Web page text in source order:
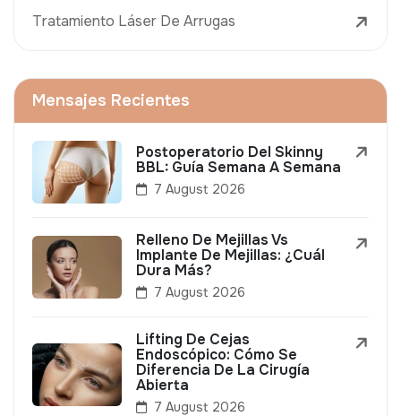
Tratamiento Láser De Arrugas
Mensajes Recientes
Postoperatorio Del Skinny
BBL: Guía Semana A Semana
7 August 2026
Relleno De Mejillas Vs
Implante De Mejillas: ¿Cuál
Dura Más?
7 August 2026
Lifting De Cejas
Endoscópico: Cómo Se
Diferencia De La Cirugía
Abierta
7 August 2026